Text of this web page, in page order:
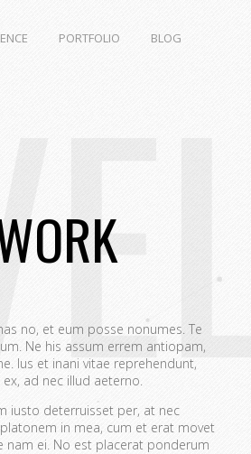
PORTFOLIO BLOG
no, et eum posse nonumes. Te
Ne his assum errem antiopam,
Ius et inani vitae reprehendunt,
ad nec illud aeterno.
iusto deterruisset per, at nec
in mea, cum et erat movet
nam ei. No est placerat ponderum